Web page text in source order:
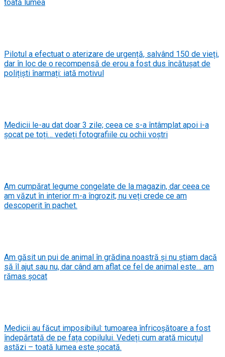
toată lumea
Pilotul a efectuat o aterizare de urgență, salvând 150 de vieți,
dar în loc de o recompensă de erou a fost dus încătușat de
polițiști înarmați: iată motivul
Medicii le-au dat doar 3 zile; ceea ce s-a întâmplat apoi i-a
șocat pe toți… vedeți fotografiile cu ochii voștri
Am cumpărat legume congelate de la magazin, dar ceea ce
am văzut în interior m-a îngrozit; nu veți crede ce am
descoperit în pachet.
Am găsit un pui de animal în grădina noastră și nu știam dacă
să îl ajut sau nu, dar când am aflat ce fel de animal este… am
rămas șocat
Medicii au făcut imposibilul: tumoarea înfricoșătoare a fost
îndepărtată de pe fața copilului. Vedeți cum arată micuțul
astăzi – toată lumea este șocată.